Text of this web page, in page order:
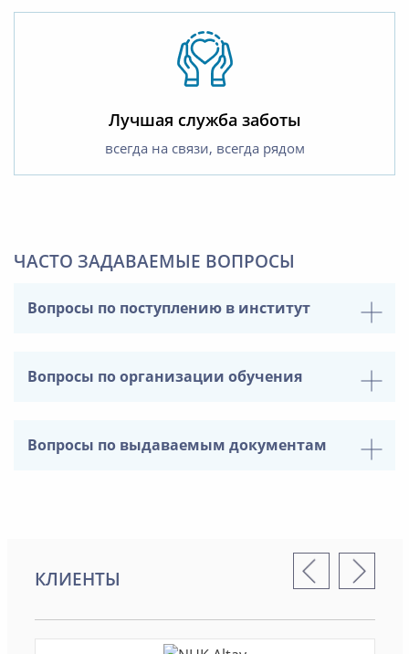
Лучшая служба заботы
всегда на связи, всегда рядом
ЧАСТО ЗАДАВАЕМЫЕ ВОПРОСЫ
Вопросы по поступлению в институт
Вопросы по организации обучения
Вопросы по выдаваемым документам
КЛИЕНТЫ